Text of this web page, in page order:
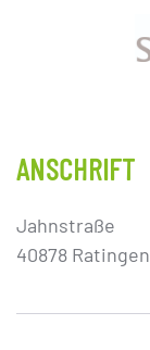
ANSCHRIFT
Jahnstraße
40878 Ratingen